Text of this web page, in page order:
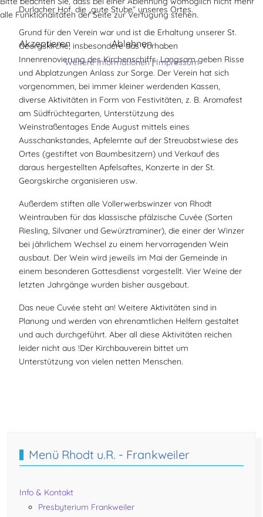
Durlacher Hof, die „gute Stube“ unseres Ortes.
Grund für den Verein war und ist die Erhaltung unserer St.
Georgskirche, insbesondere das Vorhaben
Innenrenovierung des Kirchenschiffs. Langsam geben Risse
und Abplatzungen Anlass zur Sorge. Der Verein hat sich
vorgenommen, bei immer kleiner werdenden Kassen,
diverse Aktivitäten in Form von Festivitäten, z. B. Aromafest
am Südfrüchtegarten, Unterstützung des
Weinstraßentages Ende August mittels eines
Ausschankstandes, Apfelernte auf der Streuobstwiese des
Ortes (gestiftet von Baumbesitzern) und Verkauf des
daraus hergestellten Apfelsaftes, Konzerte in der St.
Georgskirche organisieren usw.
Außerdem stiften alle Vollerwerbswinzer von Rhodt
Weintrauben für das klassische pfälzische Cuvée (Sorten
Riesling, Silvaner und Gewürztraminer), die einer der Winzer
bei jährlichem Wechsel zu einem hervorragenden Wein
ausbaut. Der Wein wird jeweils im Mai der Gemeinde in
einem besonderen Gottesdienst vorgestellt. Vier Weine der
letzten Jahrgänge wurden bisher ausgebaut.
Das neue Cuvée steht an! Weitere Aktivitäten sind in
Planung und werden von ehrenamtlichen Helfern gestaltet
und auch durchgeführt. Aber all diese Aktivitäten reichen
leider nicht aus !Der Kirchbauverein bittet um
Unterstützung von vielen netten Menschen.
Menü Rhodt u.R. - Frankweiler
Info & Kontakt
Presbyterium Frankweiler
alle Funktionalitäten der Seite zur Verfügung stehen.
Akzeptieren Ablehnen
Weitere Informationen|Impressum